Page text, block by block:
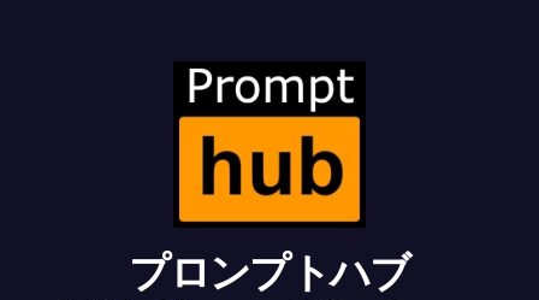
プロンプトハブ